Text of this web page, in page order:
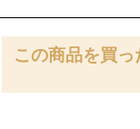
この商品を買